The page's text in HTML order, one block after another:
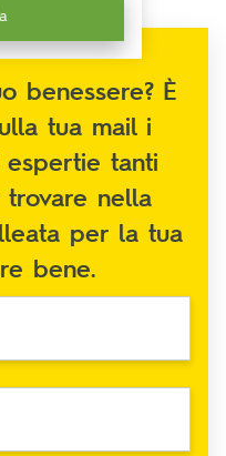
benessere? È
tua mail i
tanti
nella
per la tua
bene.